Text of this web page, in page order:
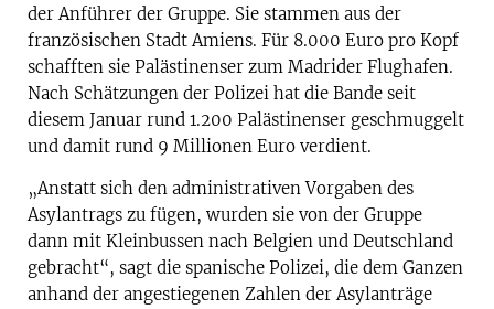
der Anführer der Gruppe. Sie stammen aus der
französischen Stadt Amiens. Für 8.000 Euro pro Kopf
schafften sie Palästinenser zum Madrider Flughafen.
Nach Schätzungen der Polizei hat die Bande seit
diesem Januar rund 1.200 Palästinenser geschmuggelt
und damit rund 9 Millionen Euro verdient.
„Anstatt sich den administrativen Vorgaben des
Asylantrags zu fügen, wurden sie von der Gruppe
dann mit Kleinbussen nach Belgien und Deutschland
gebracht“, sagt die spanische Polizei, die dem Ganzen
anhand der angestiegenen Zahlen der Asylanträge